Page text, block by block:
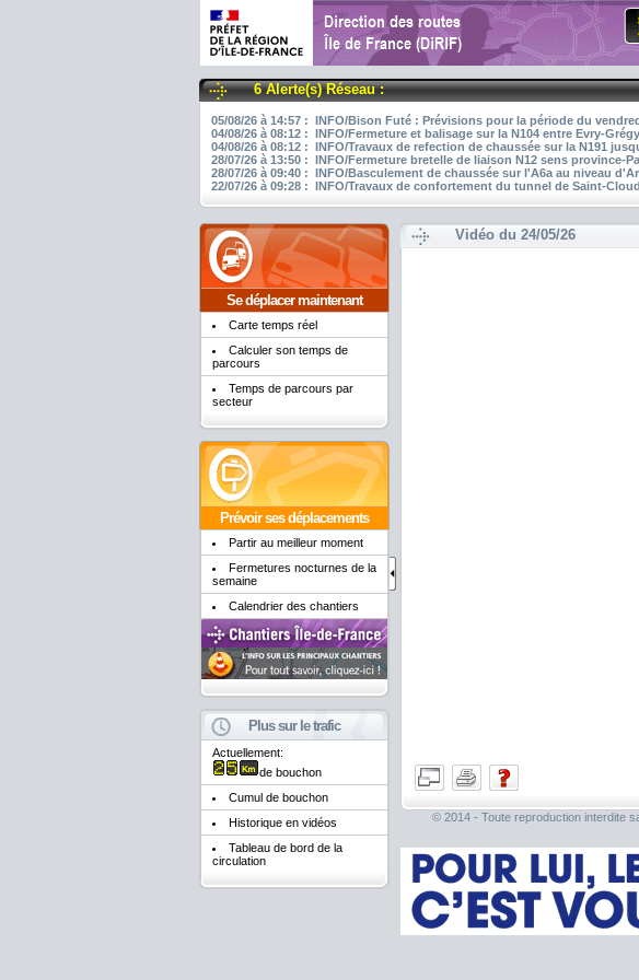
6 Alerte(s) Réseau :
05/08/26 à 14:57 : INFO/Bison Futé : Prévisions pour la période du
04/08/26 à 08:12 : INFO/Fermeture et balisage sur la N104 entre Evry-
04/08/26 à 08:12 : INFO/Travaux de refection de chaussée sur la N191
28/07/26 à 13:50 : INFO/Fermeture bretelle de liaison N12 sens province-
28/07/26 à 09:40 : INFO/Basculement de chaussée sur l'A6a au niveau
22/07/26 à 09:28 : INFO/Travaux de confortement du tunnel de Saint-
Se déplacer maintenant
Carte temps réel
Calculer son temps de
parcours
Temps de parcours par
secteur
Prévoir ses déplacements
Partir au meilleur moment
Fermetures nocturnes de la
semaine
Calendrier des chantiers
Plus sur le trafic
Actuellement:
de bouchon
Cumul de bouchon
Historique en vidéos
Tableau de bord de la
circulation
Vidéo du 24/05/26
© 2014 - Toute reproduction interdite